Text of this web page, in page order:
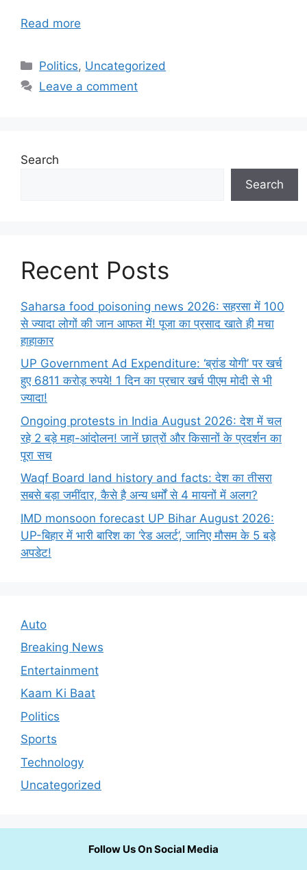
Read more
Categories
Politics, Uncategorized
Leave a comment
Search
Search
Recent Posts
Saharsa food poisoning news 2026: सहरसा में 100
से ज्यादा लोगों की जान आफत में! पूजा का प्रसाद खाते ही मचा
हाहाकार
UP Government Ad Expenditure: ‘ब्रांड योगी’ पर खर्च
हुए 6811 करोड़ रुपये! 1 दिन का प्रचार खर्च पीएम मोदी से भी
ज्यादा!
Ongoing protests in India August 2026: देश में चल
रहे 2 बड़े महा-आंदोलन! जानें छात्रों और किसानों के प्रदर्शन का
पूरा सच
Waqf Board land history and facts: देश का तीसरा
सबसे बड़ा जमींदार, कैसे है अन्य धर्मों से 4 मायनों में अलग?
IMD monsoon forecast UP Bihar August 2026:
UP-बिहार में भारी बारिश का ‘रेड अलर्ट’, जानिए मौसम के 5 बड़े
अपडेट!
Auto
Breaking News
Entertainment
Kaam Ki Baat
Politics
Sports
Technology
Uncategorized
Follow Us On Social Media